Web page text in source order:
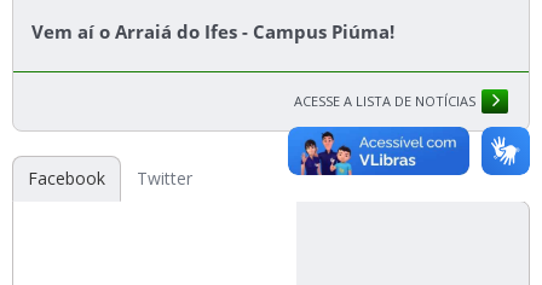
Vem aí o Arraiá do Ifes - Campus Piúma!
ACESSE A LISTA DE NOTÍCIAS
Facebook Twitter